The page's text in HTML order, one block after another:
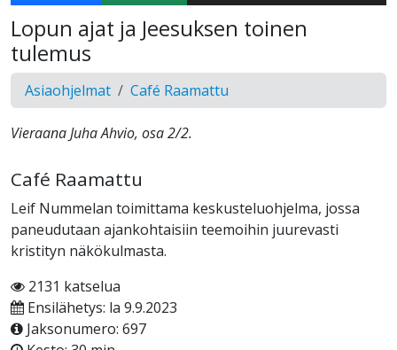
Lopun ajat ja Jeesuksen toinen
tulemus
Asiaohjelmat Café Raamattu
Vieraana Juha Ahvio, osa 2/2.
Café Raamattu
Leif Nummelan toimittama keskusteluohjelma, jossa
paneudutaan ajankohtaisiin teemoihin juurevasti
kristityn näkökulmasta.
2131 katselua
Ensilähetys: la 9.9.2023
Jaksonumero: 697